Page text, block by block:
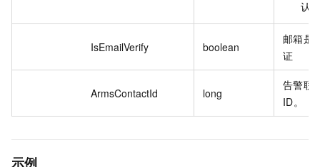
认值
IsEmailVerify boolean
邮箱是
证
ArmsContactId long
告警联
ID。
示例